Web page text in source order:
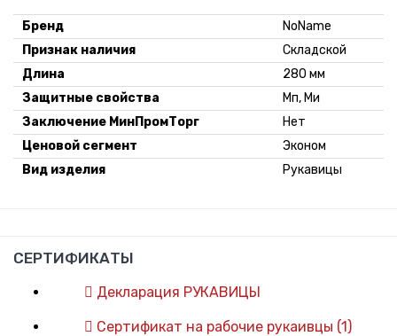
Бренд
NoName
Признак наличия
Складской
Длина
280 мм
Защитные свойства
Мп, Ми
Заключение МинПромТорг
Нет
Ценовой сегмент
Эконом
Вид изделия
Рукавицы
СЕРТИФИКАТЫ
Декларация РУКАВИЦЫ
Сертификат на рабочие рукаивцы (1)